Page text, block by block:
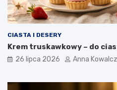
CIASTA I DESERY
Krem truskawkowy – do
26 lipca 2026 Anna